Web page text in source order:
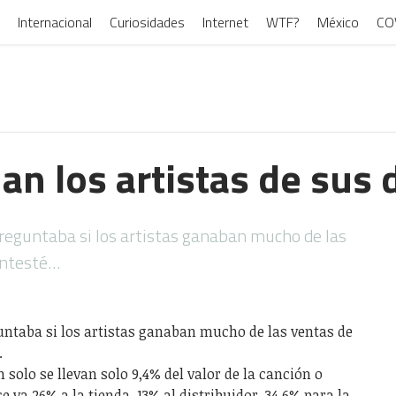
Internacional Curiosidades Internet WTF? México
los artistas de sus
si los artistas ganaban mucho de las
si los artistas ganaban mucho de las ventas de
solo se llevan solo 9,4% del valor de la canción o